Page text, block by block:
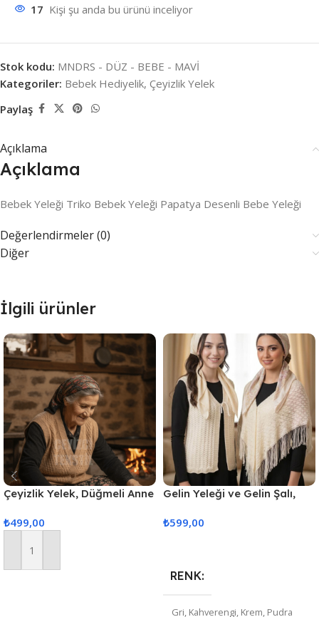
17 Kişi şu anda bu ürünü inceliyor
Stok kodu: MNDRS - DÜZ - BEBE - MAVİ
Kategoriler: Bebek Hediyelik, Çeyizlik Yelek
Paylaş
Açıklama
Açıklama
Bebek Yeleği Triko Bebek Yeleği Papatya Desenli Bebe Yeleği
Değerlendirmeler (0)
Diğer
İlgili ürünler
Çeyizlik Yelek, Düğmeli Anne
Yelek, Gelin Simli Cepli Yelek
₺499,00
Sepete Ekle
Gelin Yeleği ve Gelin Şalı,
ve Şal
₺599,00
RENK
Gri, Kahverengi, Krem, Pudra